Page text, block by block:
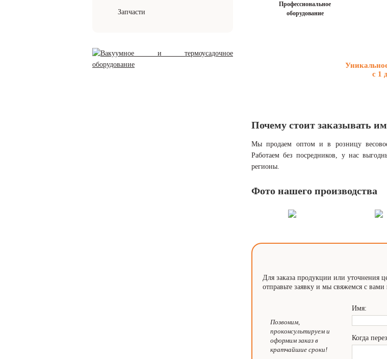
Профессиональное
оборудование
с 1
Почему стоит заказывать
Мы продаем оптом и в розницу
Работаем без посредников, у нас
регионы.
Фото нашего производства
Для заказа продукции или уточнения
отправьте заявку и мы свяжемся с
Позвоним,
проконсультируем и
оформим заказ в
кратчайшие сроки!
Имя:
Когда
Запчасти